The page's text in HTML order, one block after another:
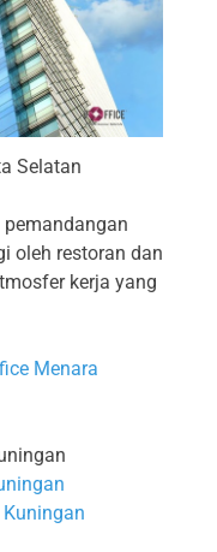
Selatan
oleh restoran dan
kerja yang
Menara